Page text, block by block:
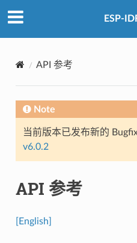
ESP-
API 参考
Note
当前版本已发布新的
v6.0.2
API 参考
[English]